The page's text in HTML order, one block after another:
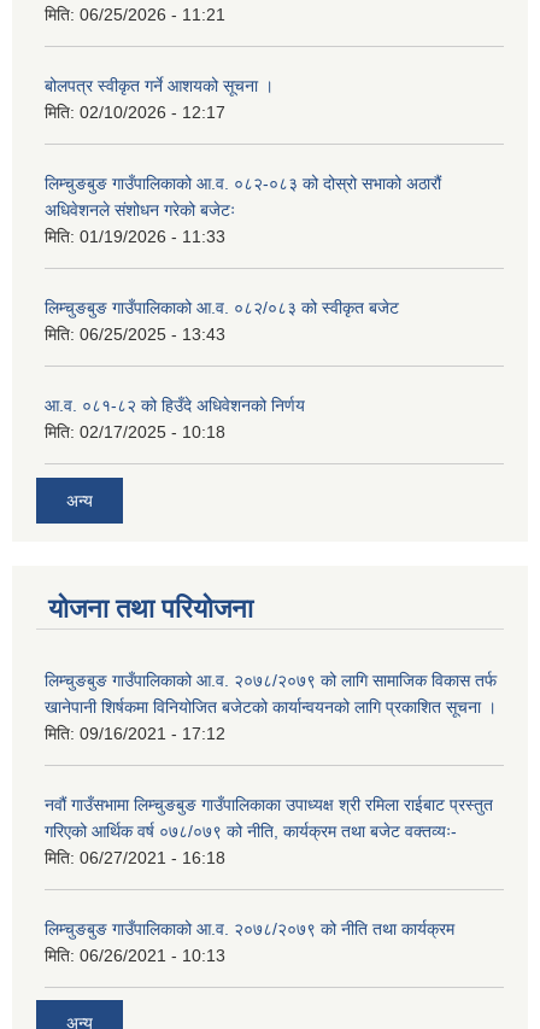
मिति: 06/25/2026 - 11:21
बोलपत्र स्वीकृत गर्ने आशयको सूचना ।
मिति: 02/10/2026 - 12:17
लिम्चुङबुङ गाउँपालिकाको आ.व. ०८२-०८३ को दोस्रो सभाको अठारौं
अधिवेशनले संशोधन गरेको बजेटः
मिति: 01/19/2026 - 11:33
लिम्चुङबुङ गाउँपालिकाको आ.व. ०८२/०८३ को स्वीकृत बजेट
मिति: 06/25/2025 - 13:43
आ.व. ०८१-८२ को हिउँदे अधिवेशनको निर्णय
मिति: 02/17/2025 - 10:18
अन्य
योजना तथा परियोजना
लिम्चुङबुङ गाउँपालिकाको आ.व. २०७८/२०७९ को लागि सामाजिक विकास तर्फ
खानेपानी शिर्षकमा विनियोजित बजेटको कार्यान्वयनको लागि प्रकाशित सूचना ।
मिति: 09/16/2021 - 17:12
नवौं गाउँसभामा लिम्चुङबुङ गाउँपालिकाका उपाध्यक्ष श्री रमिला राईबाट प्रस्तुत
गरिएको आर्थिक वर्ष ०७८/०७९ को नीति, कार्यक्रम तथा बजेट वक्तव्यः-
मिति: 06/27/2021 - 16:18
लिम्चुङबुङ गाउँपालिकाको आ.व. २०७८/२०७९ को नीति तथा कार्यक्रम
मिति: 06/26/2021 - 10:13
अन्य